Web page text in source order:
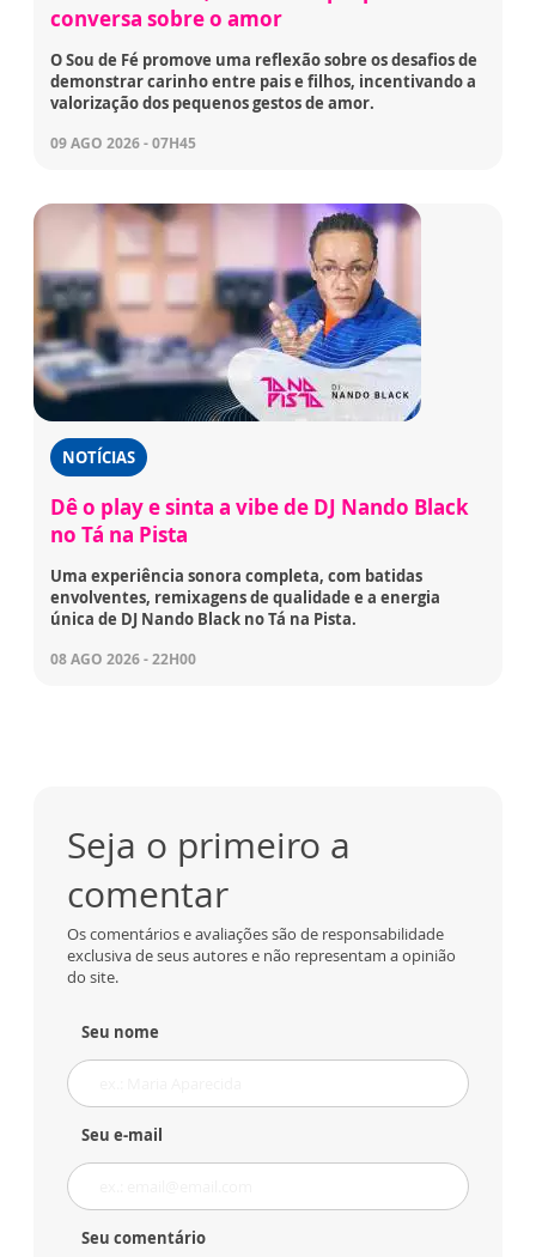
conversa sobre o amor
O Sou de Fé promove uma reflexão sobre os desafios de
demonstrar carinho entre pais e filhos, incentivando a
valorização dos pequenos gestos de amor.
09 AGO 2026 - 07H45
NOTÍCIAS
Dê o play e sinta a vibe de DJ Nando Black
no Tá na Pista
Uma experiência sonora completa, com batidas
envolventes, remixagens de qualidade e a energia
única de DJ Nando Black no Tá na Pista.
08 AGO 2026 - 22H00
Seja o primeiro a
comentar
Os comentários e avaliações são de responsabilidade
exclusiva de seus autores e não representam a opinião
do site.
Seu nome
Seu e-mail
Seu comentário